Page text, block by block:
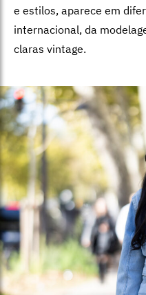
e estilos, aparece em
internacional, da
claras vintage.